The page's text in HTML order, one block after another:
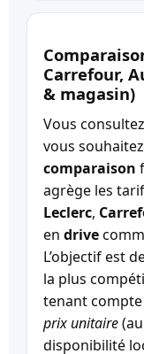
Carrefour,
& magasin)
Vous
vous
comparaison
agrège les
Leclerc,
en drive
L’objectif est
la plus
tenant
prix unitaire
disponibilité